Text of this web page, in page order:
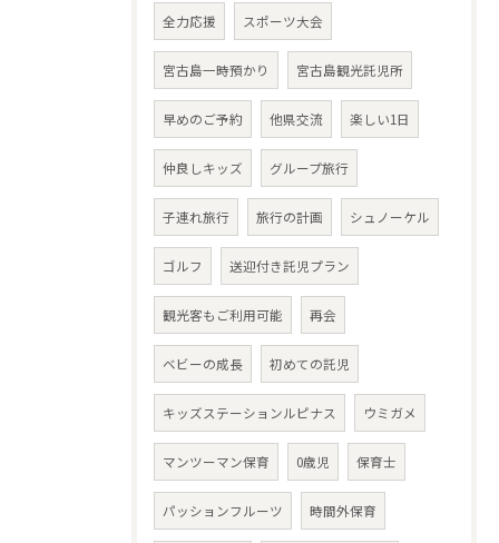
全力応援 スポーツ大会
宮古島一時預かり 宮古島観光託児所
早めのご予約 他県交流 楽しい1日
仲良しキッズ グループ旅行
子連れ旅行 旅行の計画 シュノーケル
ゴルフ 送迎付き託児プラン
観光客もご利用可能 再会
ベビーの成長 初めての託児
キッズステーションルピナス ウミガメ
マンツーマン保育 0歳児 保育士
パッションフルーツ 時間外保育